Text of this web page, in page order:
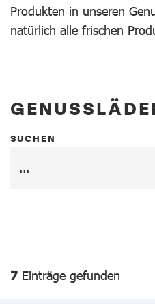
Produkten in unseren
natürlich alle frischen
SUCHEN
7 Einträge gefunden